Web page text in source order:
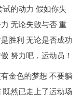
的动力 假如你失
无论失败与否 重
胜利 无论是否成功
努力吧，运动员！
金色的梦想 不要躺
然已走上了运动场